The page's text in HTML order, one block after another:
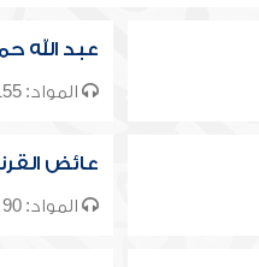
عبد الله
المواد: 155
عائض
المواد: 90